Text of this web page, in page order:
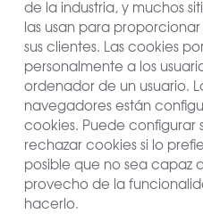
de la industria, y muchos
las usan para
sus clientes. Las cookies
personalmente a los
ordenador de un usuario.
navegadores están
cookies. Puede configurar
rechazar cookies si lo
posible que no sea capaz
provecho de la
hacerlo.